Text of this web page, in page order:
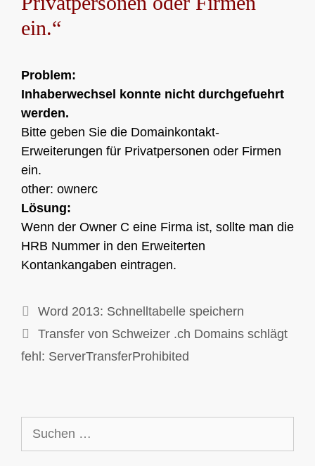
ein.“
Problem:
Inhaberwechsel konnte nicht durchgefuehrt
werden.
Bitte geben Sie die Domainkontakt-
Erweiterungen für Privatpersonen oder Firmen
ein.
other: ownerc
Lösung:
Wenn der Owner C eine Firma ist, sollte man die
HRB Nummer in den Erweiterten
Kontankangaben eintragen.
Word 2013: Schnelltabelle speichern
Transfer von Schweizer .ch Domains schlägt
fehl: ServerTransferProhibited
nach: